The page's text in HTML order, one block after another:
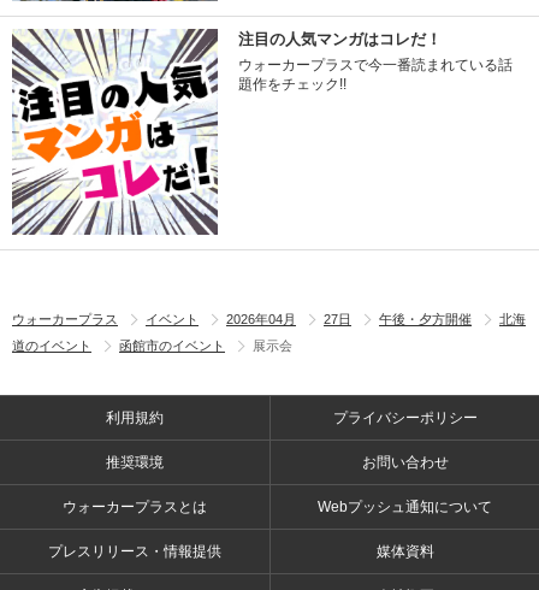
注目の人気マンガはコレだ！
ウォーカープラスで今一番読まれている話
題作をチェック!!
ウォーカープラス イベント 2026年04月 27日 午後・夕方開催
北海
道のイベント
函館市のイベント 展示会
利用規約 プライバシーポリシー
推奨環境 お問い合わせ
ウォーカープラスとは Webプッシュ通知について
プレスリリース・情報提供 媒体資料